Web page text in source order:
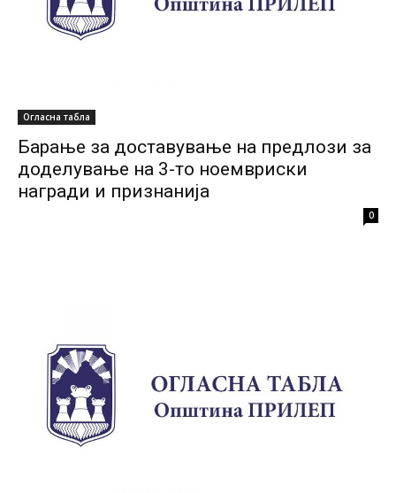
Огласна табла
Барање за доставување на предлози за
доделување на 3-то ноемвриски
награди и признанија
0